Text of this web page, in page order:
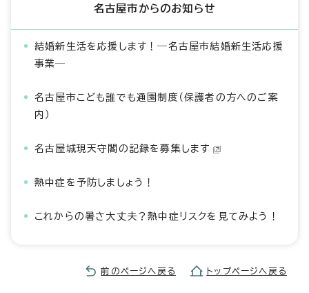
名古屋市からのお知らせ
結婚新生活を応援します！―名古屋市結婚新生活応援
事業―
名古屋市こども誰でも通園制度（保護者の方へのご案
内）
名古屋城現天守閣の記録を募集します
熱中症を予防しましょう！
これからの暑さ大丈夫？熱中症リスクを見てみよう！
前のページへ戻る トップページへ戻る